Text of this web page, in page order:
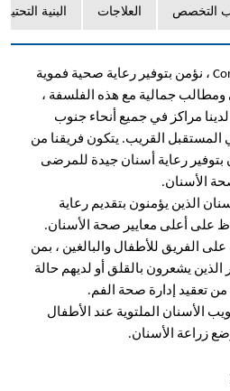
التخصص العلاجات البنية التحتية
Concern 32 نحن ، في Concern32 ، نؤمن بتوفير رعاية صحية فموية
جمالية مع هذه الفلسفة ،
مراكز في جميع أنحاء جنوب
القريب. يتكون فريقنا من
بتوفير رعاية أسنان جيدة للمرضى
الأسنان.
الذين يؤمنون بتقديم رعاية
على أعلى معايير صحة الأسنان.
الفريق للأطفال والبالغين ، بمن
يشعرون بالقلق أو لديهم حالة
من تعقيد إدارة صحة الفم.
الأسنان الملتوية عند الأطفال
زراعة الأسنان.